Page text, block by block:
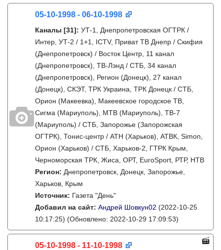
05-10-1998 - 06-10-1998
Каналы [31]: УТ-1, Днепропетровская ОГТРК /
Интер, УТ-2 / 1+1, ICTV, Приват ТВ Днепр / Скифия
(Днепропетровск) / Восток Центр, 11 канал
(Днепропетровск), ТВ-Лэнд / СТБ, 34 канал
(Днепропетровск), Регион (Донецк), 27 канал
(Донецк), СКЭТ, ТРК Украина, ТРК Донецк / СТБ,
Орион (Макеевка), Макеевское городское ТВ,
Сигма (Мариуполь), МТВ (Мариуполь), ТВ-7
(Мариуполь) / СТБ, Запорожье (Запорожская
ОГТРК), Тонис-центр / АТН (Харьков), АТВК, Simon,
Орион (Харьков) / СТБ, Харьков-2, ГТРК Крым,
Черноморская ТРК, Жиса, ОРТ, EuroSport, РТР, НТВ
Регион: Днепропетровск, Донецк, Запорожье,
Харьков, Крым
Источник: Газета "День"
Добавил на сайт: Андрей Шовкун02 (2022-10-25
10:17:25) (Обновлено: 2022-10-29 17:09:53)
05-10-1998 - 11-10-1998